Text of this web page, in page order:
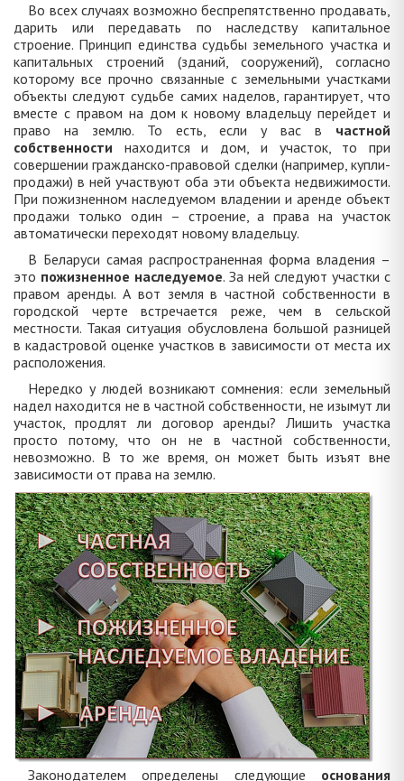
Во всех случаях возможно беспрепятственно продавать,
дарить или передавать по наследству капитальное
строение. Принцип единства судьбы земельного участка и
капитальных строений (зданий, сооружений), согласно
которому все прочно связанные с земельными участками
объекты следуют судьбе самих наделов, гарантирует, что
вместе с правом на дом к новому владельцу перейдет и
право на землю. То есть, если у вас в частной
собственности находится и дом, и участок, то при
совершении гражданско-правовой сделки (например, купли-
продажи) в ней участвуют оба эти объекта недвижимости.
При пожизненном наследуемом владении и аренде объект
продажи только один – строение, а права на участок
автоматически переходят новому владельцу.
В Беларуси самая распространенная форма владения –
это пожизненное наследуемое. За ней следуют участки с
правом аренды. А вот земля в частной собственности в
городской черте встречается реже, чем в сельской
местности. Такая ситуация обусловлена большой разницей
в кадастровой оценке участков в зависимости от места их
расположения.
Нередко у людей возникают сомнения: если земельный
надел находится не в частной собственности, не изымут ли
участок, продлят ли договор аренды? Лишить участка
просто потому, что он не в частной собственности,
невозможно. В то же время, он может быть изъят вне
зависимости от права на землю.
Законодателем определены следующие основания